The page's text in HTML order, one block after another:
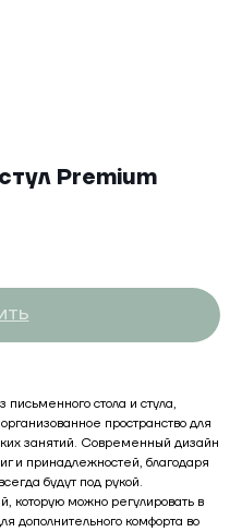
Premium
письменного стола и стула,
пространство для
занятий. Современный дизайн
и принадлежностей, благодаря
будут под рукой.
которую можно регулировать в
дополнительного комфорта во